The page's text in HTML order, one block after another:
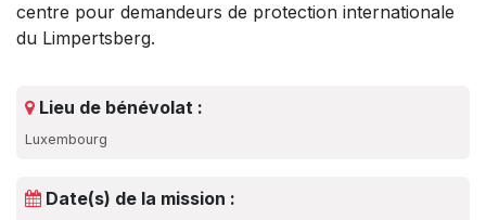
centre pour demandeurs de protection internationale
du Limpertsberg.
Lieu de bénévolat :
Luxembourg
Date(s) de la mission :